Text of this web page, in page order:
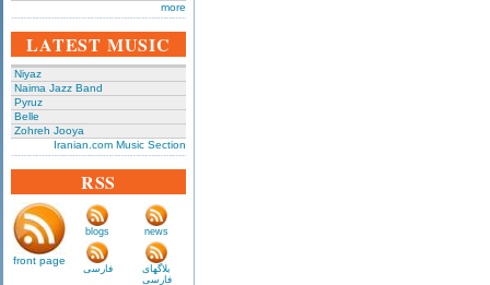
more
LATEST MUSIC
Niyaz
Naima Jazz Band
Pyruz
Belle
Zohreh Jooya
Iranian.com Music Section
RSS
front page
blogs news
فارسی
بلاگهای
فارسی